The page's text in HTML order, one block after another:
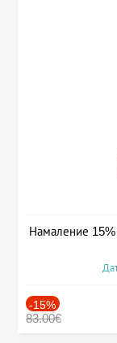
Намаление
-15%
83.00€